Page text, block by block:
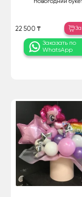
Новогодний
22 500 ₸
Заказать по
WhatsApp